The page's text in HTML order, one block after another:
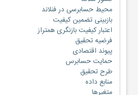
محیط حسابرسی در فنلاند
بازبینی تضمین کیفیت
اعتبار کیفیت بازنگری همتراز
فرضیه تحقیق
پیوند اقتصادی
حمایت حسابرس
طرح تحقیق
منابع داده
متغیرها